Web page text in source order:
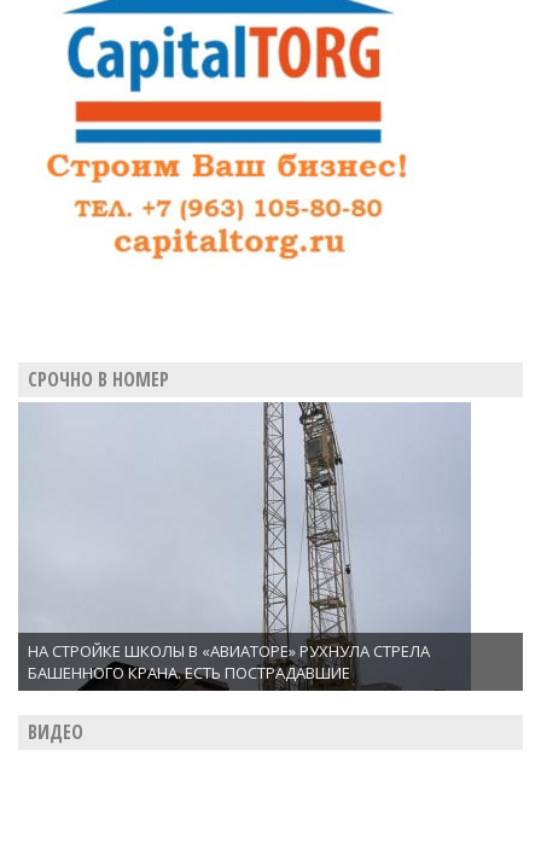
новые
фасадные
вывески
из
«зеркального
золота»
СРОЧНО В НОМЕР
НА СТРОЙКЕ ШКОЛЫ В «АВИАТОРЕ» РУХНУЛА СТРЕЛА
БАШЕННОГО КРАНА. ЕСТЬ ПОСТРАДАВШИЕ
ВИДЕО